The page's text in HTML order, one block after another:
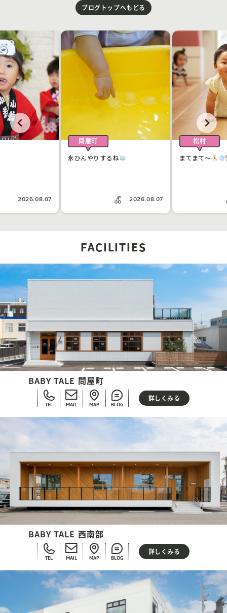
ブログトップへもどる
2026.08.07
松村
まてまて〜
🖐
2026.08.07
松村
どんな感触？
FACILITIES
BABY TALE 問屋町
TEL MAIL MAP BLOG
詳しくみる
BABY TALE 西南部
TEL MAIL MAP BLOG
詳しくみる